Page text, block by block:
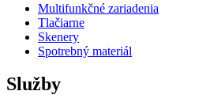
Multifunkčné zariadenia
Tlačiarne
Skenery
Spotrebný materiál
Služby